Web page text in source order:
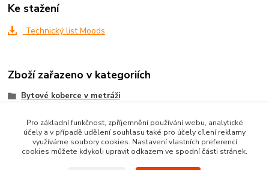
Ke stažení
Technický list Moods
Zboží zařazeno v kategoriích
Bytové koberce v metráži
VELUROVÉ koberce metráž
Pro základní funkčnost, zpříjemnění používání webu, analytické
účely a v případě udělení souhlasu také pro účely cílení reklamy
využíváme soubory cookies. Nastavení vlastních preferencí
cookies můžete kdykoli upravit odkazem ve spodní části stránek.